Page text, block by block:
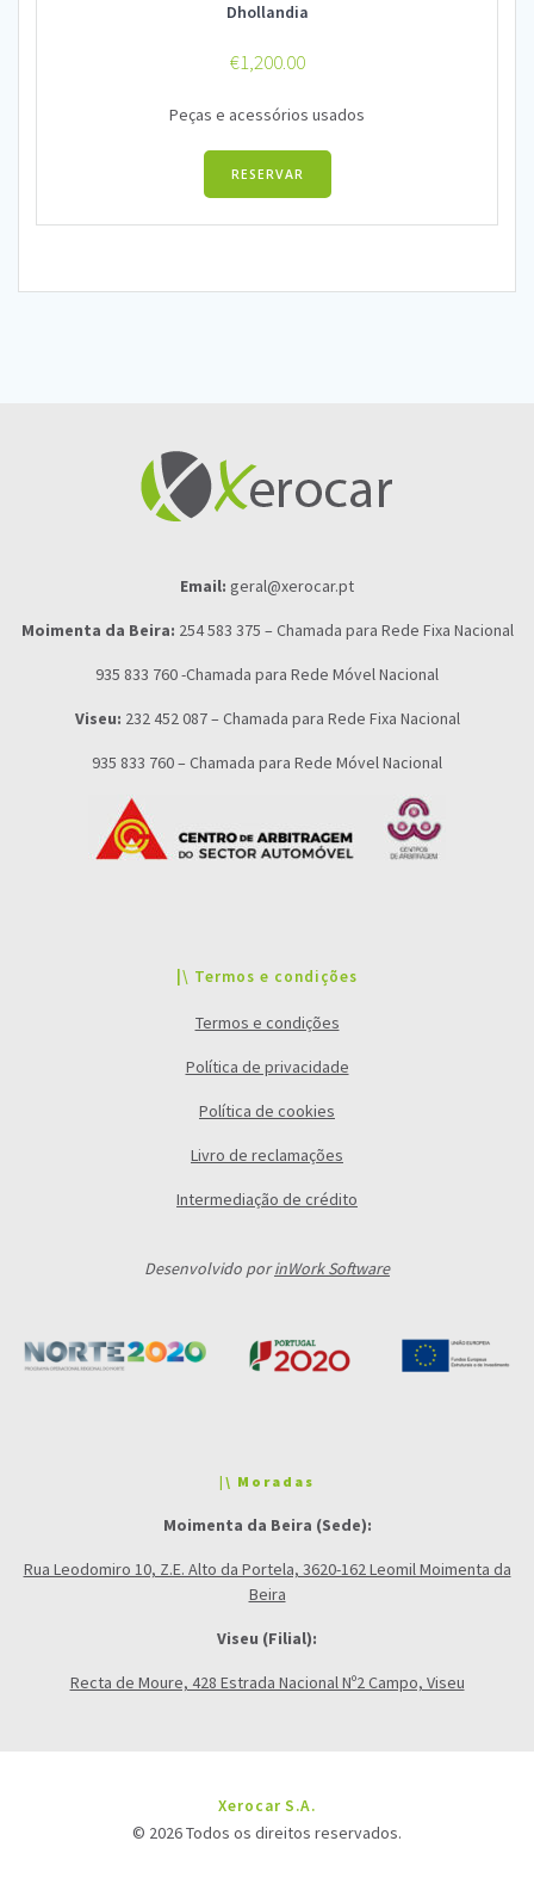
Dhollandia
€1,200.00
Peças e acessórios usados
RESERVAR
Email: geral@xerocar.pt
Moimenta da Beira: 254 583 375 – Chamada para Rede Fixa Nacional
935 833 760 -Chamada para Rede Móvel Nacional
Viseu: 232 452 087 – Chamada para Rede Fixa Nacional
935 833 760 – Chamada para Rede Móvel Nacional
|\ Termos e condições
Termos e condições
Política de privacidade
Política de cookies
Livro de reclamações
Intermediação de crédito
Desenvolvido porinWork Software
|\ Moradas
Moimenta da Beira (Sede):
Rua Leodomiro 10, Z.E. Alto da Portela, 3620-162 Leomil Moimenta da
Beira
Viseu (Filial):
Recta de Moure, 428 Estrada Nacional Nº2 Campo, Viseu
Xerocar S.A.
© 2026 Todos os direitos reservados.